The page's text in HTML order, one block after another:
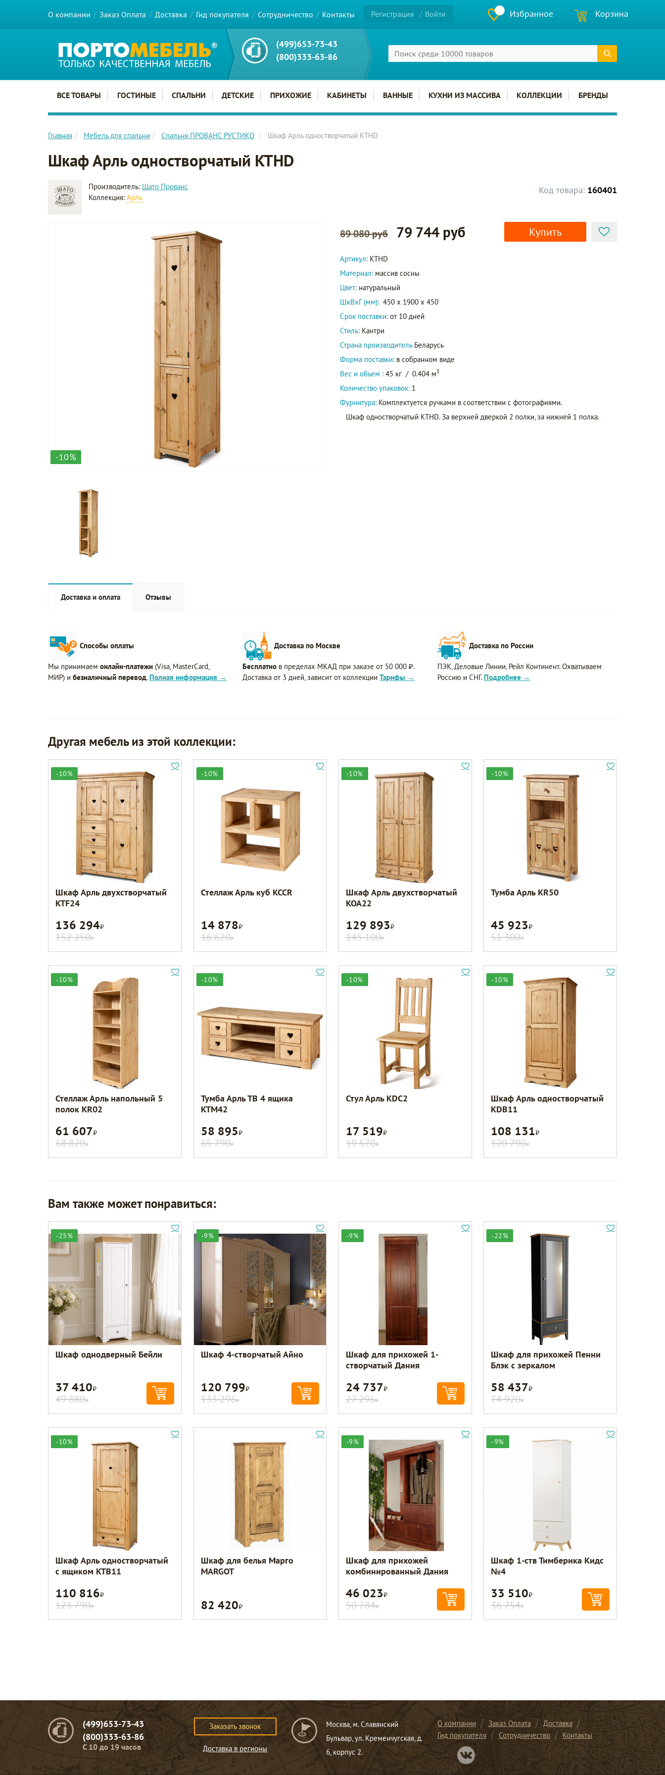
О компании Заказ Оплата Доставка Гид покупателя Сотрудничество Контакты Регистрация Войти Избранное Корзина
(499)653-73-43
(800)333-63-86
Главное меню сайта
ВСЕ ТОВАРЫ ГОСТИНЫЕ СПАЛЬНИ ДЕТСКИЕ ПРИХОЖИЕ КАБИНЕТЫ ВАННЫЕ КУХНИ ИЗ МАССИВА КОЛЛЕКЦИИ БРЕНДЫ
Главная Мебель для спальни Спальня ПРОВАНС РУСТИКО Шкаф Арль одностворчатый KTHD
Шкаф Арль одностворчатый KTHD
Код товара: 160401
Производитель: Шато Прованс
Коллекция:Арль
-10%
89 080 руб 79 744 руб Купить
Артикул: KTHD
Материал: массив сосны
Цвет: натуральный
ШxВxГ (мм): 450 x 1900 x 450
Срок поставки: от 10 дней
Стиль: Кантри
Страна производитель Беларусь
Форма поставки: в собранном виде
Вес и объем : 45 кг / 0.404 м3
Количество упаковок: 1
Фурнитура: Комплектуется ручками в соответствии с фотографиями.
Шкаф одностворчатый KTHD. За верхней дверкой 2 полки, за нижней 1 полка.
Доставка и оплата Отзывы
Способы оплаты
Мы принимаем онлайн-платежи (Visa, MasterCard,
МИР) и безналичный перевод. Полная информация →
Доставка по Москве
Бесплатно в пределах МКАД при заказе от 50 000 ₽.
Доставка от 3 дней, зависит от коллекцииТарифы →
Доставка по России
ПЭК, Деловые Линии, Рейл Континент. Охватываем
Россию и СНГ. Подробнее →
Другая мебель из этой коллекции:
-10%
Шкаф Арль двухстворчатый
KTF24
136 294Р
152 250Р
-10%
Стеллаж Арль куб KCCR
14 878Р
16 620Р
-10%
Шкаф Арль двухстворчатый
KOA22
129 893Р
145 100Р
-10%
Тумба Арль KR50
45 923Р
51 300Р
-10%
Стеллаж Арль напольный 5
полок KR02
61 607Р
68 820Р
-10%
Тумба Арль ТВ 4 ящика
KTM42
58 895Р
65 790Р
-10%
Стул Арль KDC2
17 519Р
19 570Р
-10%
Шкаф Арль одностворчатый
KDB11
108 131Р
120 790Р
Вам также может понравиться:
-25%
Шкаф однодверный Бейли
37 410Р
49 880Р
-9%
Шкаф 4-створчатый Айно
120 799Р
133 296Р
-9%
Шкаф для прихожей 1-
створчатый Дания
24 737Р
27 296Р
-22%
Шкаф для прихожей Пенни
Блэк с зеркалом
58 437Р
74 920Р
-10%
Шкаф Арль одностворчатый
с ящиком KTB11
110 816Р
123 790Р
Шкаф для белья Марго
MARGOT
82 420Р
-9%
Шкаф для прихожей
комбинированный Дания
46 023Р
50 784Р
-9%
Шкаф 1-ств Тимберика Кидс
№4
33 510Р
36 754Р
(499)653-73-43
(800)333-63-86
C 10 до 19 часов
Заказать звонок
Доставка в регионы
Москва, м. Славянский
Бульвар, ул. Кременчугская, д.
6, корпус 2.
О компании Заказ Оплата
Доставка
Гид покупателя
Сотрудничество
Контакты
Перейти в нашу группу Вконтакте